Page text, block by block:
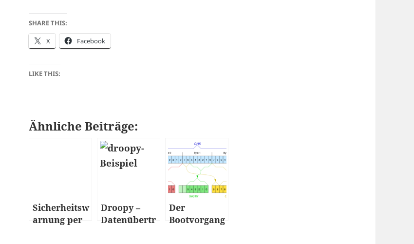
SHARE THIS:
X Facebook
LIKE THIS:
Ähnliche Beiträge:
Sicherheitsw
arnung per
Droopy –
Datenübertr
Der
Bootvorgang